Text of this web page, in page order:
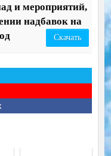
и мероприятий,
надбавок на
Скачать